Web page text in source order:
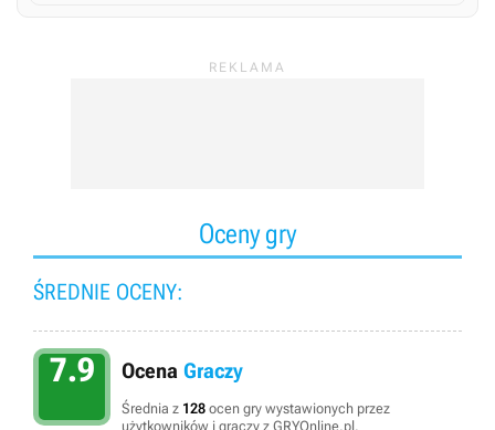
Oceny gry
ŚREDNIE OCENY:
7.9 Ocena Graczy
Średnia z 128 ocen gry wystawionych przez
użytkowników i graczy z GRYOnline.pl.